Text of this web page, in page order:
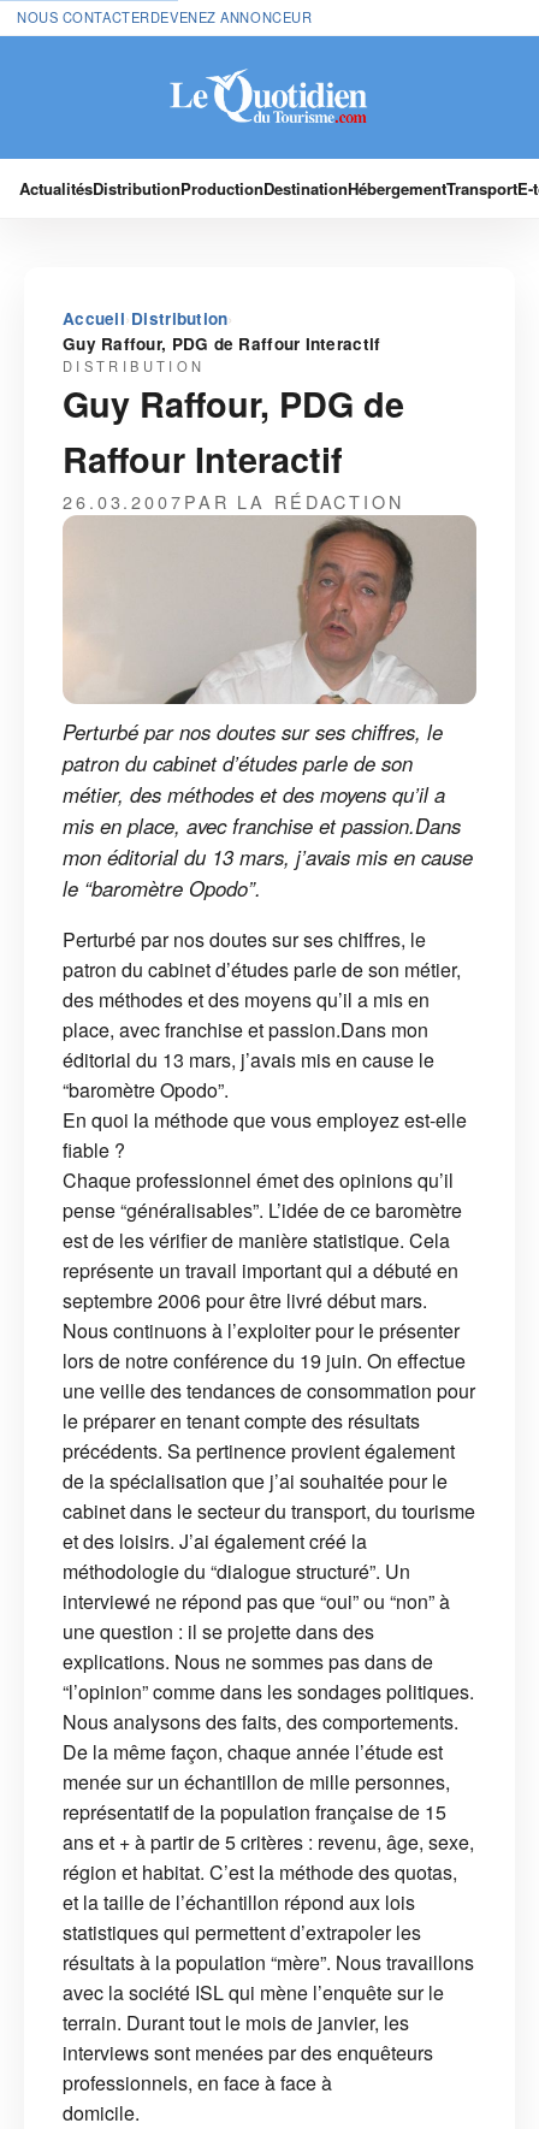
NOUS CONTACTERDEVENEZ ANNONCEUR
ActualitésDistributionProductionDestinationHébergementTransport
Accueil›Distribution›
Guy Raffour, PDG de Raffour Interactif
DISTRIBUTION
Guy Raffour, PDG de
Raffour Interactif
26.03.2007PAR LA RÉDACTION
Perturbé par nos doutes sur ses chiffres, le
patron du cabinet d’études parle de son
métier, des méthodes et des moyens qu’il a
mis en place, avec franchise et passion.Dans
mon éditorial du 13 mars, j’avais mis en cause
le “baromètre Opodo”.
Perturbé par nos doutes sur ses chiffres, le
patron du cabinet d’études parle de son métier,
des méthodes et des moyens qu’il a mis en
place, avec franchise et passion.Dans mon
éditorial du 13 mars, j’avais mis en cause le
“baromètre Opodo”.
En quoi la méthode que vous employez est-elle
fiable ?
Chaque professionnel émet des opinions qu’il
pense “généralisables”. L’idée de ce baromètre
est de les vérifier de manière statistique. Cela
représente un travail important qui a débuté en
septembre 2006 pour être livré début mars.
Nous continuons à l’exploiter pour le présenter
lors de notre conférence du 19 juin. On effectue
une veille des tendances de consommation pour
le préparer en tenant compte des résultats
précédents. Sa pertinence provient également
de la spécialisation que j’ai souhaitée pour le
cabinet dans le secteur du transport, du tourisme
et des loisirs. J’ai également créé la
méthodologie du “dialogue structuré”. Un
interviewé ne répond pas que “oui” ou “non” à
une question : il se projette dans des
explications. Nous ne sommes pas dans de
“l’opinion” comme dans les sondages politiques.
Nous analysons des faits, des comportements.
De la même façon, chaque année l’étude est
menée sur un échantillon de mille personnes,
représentatif de la population française de 15
ans et + à partir de 5 critères : revenu, âge, sexe,
région et habitat. C’est la méthode des quotas,
et la taille de l’échantillon répond aux lois
statistiques qui permettent d’extrapoler les
résultats à la population “mère”. Nous travaillons
avec la société ISL qui mène l’enquête sur le
terrain. Durant tout le mois de janvier, les
interviews sont menées par des enquêteurs
professionnels, en face à face à
domicile.